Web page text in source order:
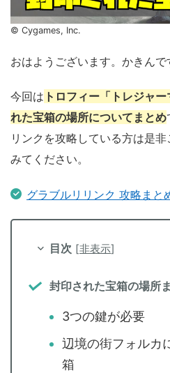
© Cygames, Inc.
おはようございます。かきんで
今回は トロフィー「トレジャ
れた宝箱の場所についてまとめ
リンクを攻略している方は是
みてください。
グラブルリリンク 攻略まと
目次 [非表示]
封印された宝箱の場所
3つの鍵が必要
辺境の街フォルカ
箱